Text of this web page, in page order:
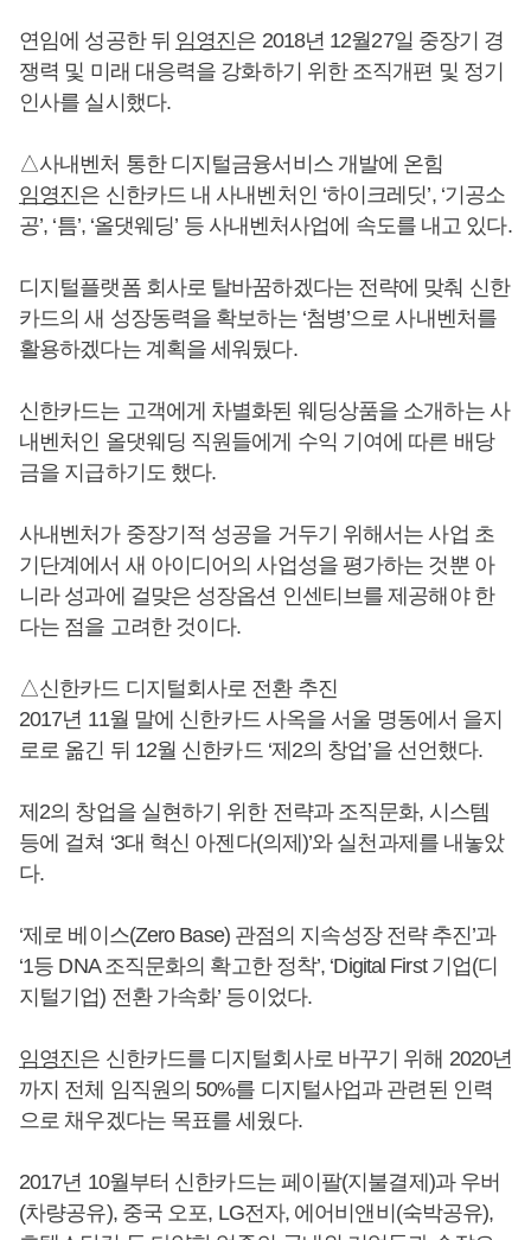
연임에 성공한 뒤 임영진은 2018년 12월27일 중장기 경
쟁력 및 미래 대응력을 강화하기 위한 조직개편 및 정기
인사를 실시했다.
△사내벤처 통한 디지털금융서비스 개발에 온힘
임영진은 신한카드 내 사내벤처인 ‘하이크레딧’, ‘기공소
공’, ‘틈’, ‘올댓웨딩’ 등 사내벤처사업에 속도를 내고 있다.
디지털플랫폼 회사로 탈바꿈하겠다는 전략에 맞춰 신한
카드의 새 성장동력을 확보하는 ‘첨병’으로 사내벤처를
활용하겠다는 계획을 세워뒀다.
신한카드는 고객에게 차별화된 웨딩상품을 소개하는 사
내벤처인 올댓웨딩 직원들에게 수익 기여에 따른 배당
금을 지급하기도 했다.
사내벤처가 중장기적 성공을 거두기 위해서는 사업 초
기단계에서 새 아이디어의 사업성을 평가하는 것뿐 아
니라 성과에 걸맞은 성장옵션 인센티브를 제공해야 한
다는 점을 고려한 것이다.
△신한카드 디지털회사로 전환 추진
2017년 11월 말에 신한카드 사옥을 서울 명동에서 을지
로로 옮긴 뒤 12월 신한카드 ‘제2의 창업’을 선언했다.
제2의 창업을 실현하기 위한 전략과 조직문화, 시스템
등에 걸쳐 ‘3대 혁신 아젠다(의제)’와 실천과제를 내놓았
다.
‘제로 베이스(Zero Base) 관점의 지속성장 전략 추진’과
‘1등 DNA 조직문화의 확고한 정착’, ‘Digital First 기업(디
지털기업) 전환 가속화’ 등이었다.
임영진은 신한카드를 디지털회사로 바꾸기 위해 2020년
까지 전체 임직원의 50%를 디지털사업과 관련된 인력
으로 채우겠다는 목표를 세웠다.
2017년 10월부터 신한카드는 페이팔(지불결제)과 우버
(차량공유), 중국 오포, LG전자, 에어비앤비(숙박공유),